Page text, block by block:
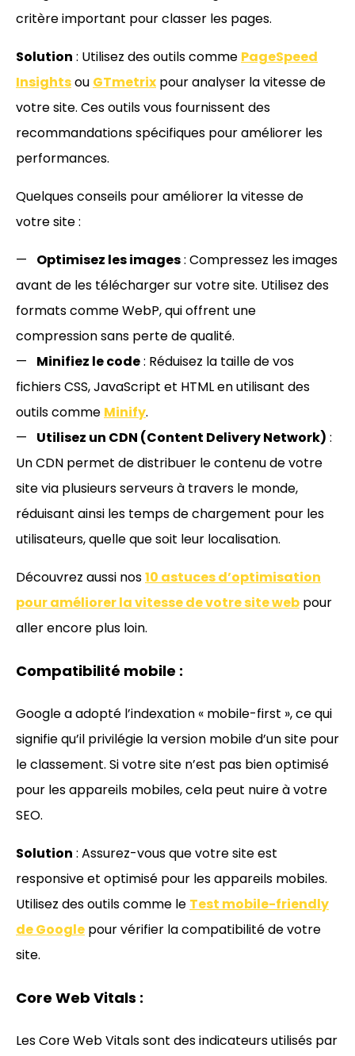
critère important pour classer les pages.
Solution : Utilisez des outils comme PageSpeed
Insightsou GTmetrix pour analyser la vitesse de
votre site. Ces outils vous fournissent des
recommandations spécifiques pour améliorer les
performances.
Quelques conseils pour améliorer la vitesse de
votre site :
Optimisez les images: Compressez les images
avant de les télécharger sur votre site. Utilisez des
formats comme WebP, qui offrent une
compression sans perte de qualité.
Minifiez le code: Réduisez la taille de vos
fichiers CSS, JavaScript et HTML en utilisant des
outils comme Minify.
Utilisez un CDN (Content Delivery Network) :
Un CDN permet de distribuer le contenu de votre
site via plusieurs serveurs à travers le monde,
réduisant ainsi les temps de chargement pour les
utilisateurs, quelle que soit leur localisation.
Découvrez aussi nos10 astuces d’optimisation
pour améliorer la vitesse de votre site web pour
aller encore plus loin.
Compatibilité mobile :
Google a adopté l’indexation « mobile-first », ce qui
signifie qu’il privilégie la version mobile d’un site pour
le classement. Si votre site n’est pas bien optimisé
pour les appareils mobiles, cela peut nuire à votre
SEO.
Solution : Assurez-vous que votre site est
responsive et optimisé pour les appareils mobiles.
Utilisez des outils comme le Test mobile-friendly
de Google pour vérifier la compatibilité de votre
site.
Core Web Vitals :
Les Core Web Vitals sont des indicateurs utilisés par